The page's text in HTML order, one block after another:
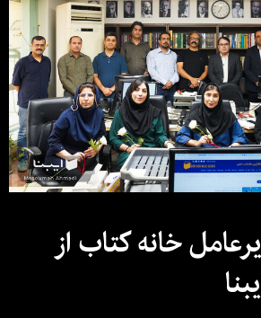
خانه کتاب از